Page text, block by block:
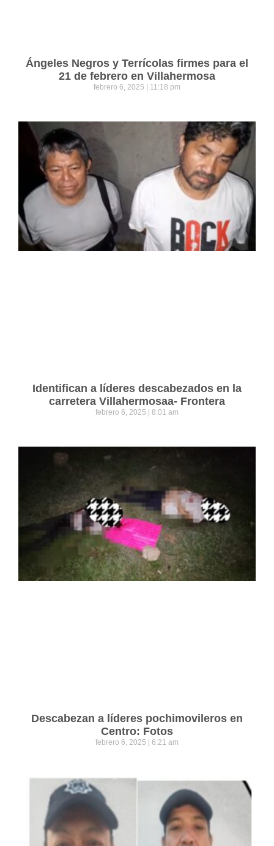
Ángeles Negros y Terrícolas firmes para el
21 de febrero en Villahermosa
febrero 6, 2025 11:18 pm
Identifican a líderes descabezados en la
carretera Villahermosaa- Frontera
febrero 6, 2025 8:01 am
Descabezan a líderes pochimovileros en
Centro: Fotos
febrero 6, 2025 6:21 am